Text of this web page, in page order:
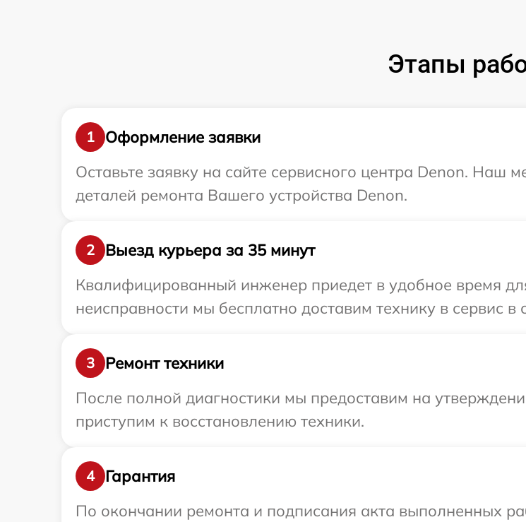
Этапы
1
Оформление заявки
Оставьте заявку на сайте сервисного центра Denon. Наш
деталей ремонта Вашего устройства Denon.
2
Выезд курьера за 35 минут
Квалифицированный инженер приедет в удобное время
неисправности мы бесплатно доставим технику в сервис в
3
Ремонт техники
После полной диагностики мы предоставим на
приступим к восстановлению техники.
4
Гарантия
По окончании ремонта и подписания акта выполненных